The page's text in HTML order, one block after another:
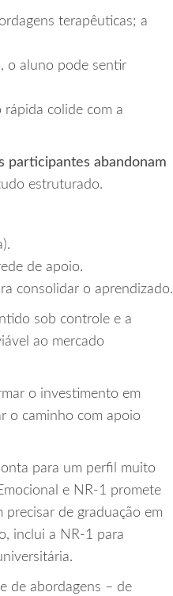
terapêuticas; a
o aluno pode sentir
rápida colide com a
participantes abandonam
estruturado.
de apoio.
consolidar o aprendizado.
sob controle e a
ao mercado
o investimento em
o caminho com apoio
para um perfil muito
e NR-1 promete
de graduação em
inclui a NR‑1 para
de abordagens – de